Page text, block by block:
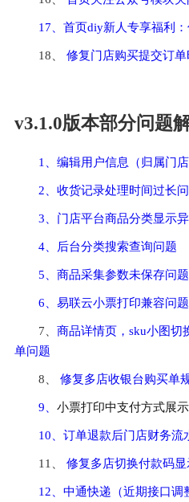
17、首页diy新人专享福利
18、 修复门店购买提交订
v3.1.0版本部分问题
1、编辑用户信息（归属门店
2、收货记录处理时间过长
3、门店平台商品分类显示
4、后台分类搜索查询问题
5、商品采集参数未保存问题
6、易联云小票打印兼容问题
7、 商品详情页，sku小图切
单问题
8、 修复多店收银台购买单
9、 小票打印中支付方式展
10、订单退款后门店财务流
11、 修复多店切换付款码显
12、中通快递（近期接口调